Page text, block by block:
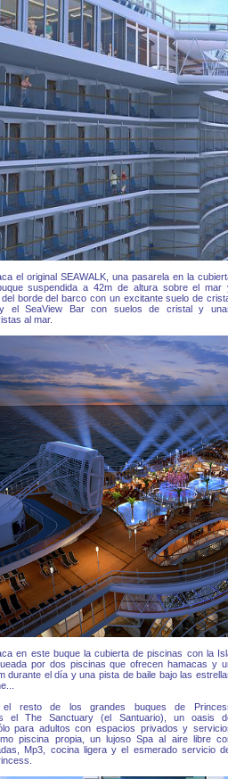
el original SEAWALK, una pasarela en la
suspendida a 42m de altura sobre el mar
borde del barco con un excitante suelo de
y el SeaView Bar con suelos de cristal y
al mar.
en este buque la cubierta de piscinas con la
por dos piscinas que ofrecen hamacas y
durante el día y una pista de baile bajo las
resto de los grandes buques de
el The Sanctuary (el Santuario), un oasis
para adultos con espacios privados y
piscina propia, un lujoso Spa al aire libre
Mp3, cocina ligera y el esmerado servicio